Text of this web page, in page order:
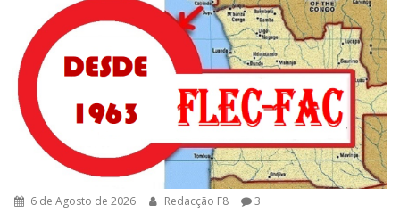
6 de Agosto de 2026 Redacção F8 3